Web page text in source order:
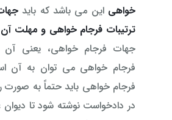
خواهی این می باشد که باید
ترتیبات فرجام خواهی و مهلت آن
جهات فرجام خواهی، یعنی آن
فرجام خواهی می توان به آن
فرجام خواهی باید حتماً به
در دادخواست نوشته شود تا دیوان